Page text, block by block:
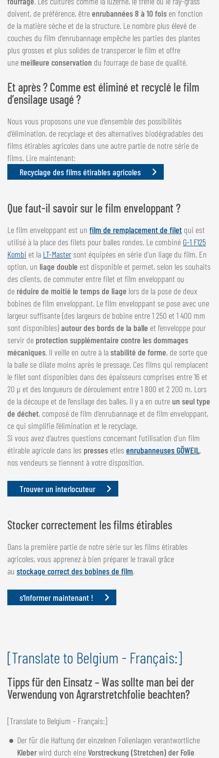
doivent, de préférence, êtreenrubannées 8 à 10 fois en fonction
de la matière sèche et de la structure. Le nombre plus élevé de
couches du film d’enrubannage empêche les parties des plantes
plus grosses et plus solides de transpercer le film et offre
une meilleure conservation du fourrage de base de qualité.
Et après ? Comme est éliminé et recyclé le film
d’ensilage usagé ?
Nous vous proposons une vue d’ensemble des possibilités
d’élimination, de recyclage et des alternatives biodégradables des
films étirables agricoles dans une autre partie de notre série de
films. Lire maintenant:
Recyclage des films étirables agricoles
Que faut-il savoir sur le film enveloppant ?
Le film enveloppant est un film de remplacement de filet qui est
utilisé à la place des filets pour balles rondes. Le combiné G-1 F125
Kombi et la LT-Master sont équipées en série d'un liage du film. En
option, un liage double est disponible et permet, selon les souhaits
des clients, de commuter entre filet et film enveloppant ou
de réduire de moitié le temps de liage lors de la pose de deux
bobines de film enveloppant. Le film enveloppant se pose avec une
largeur suffisante (des largeurs de bobine entre 1 250 et 1 400 mm
sont disponibles)autour des bords de la balle et l’enveloppe pour
servir de protection supplémentaire contre les dommages
mécaniques. Il veille en outre à lastabilité de forme, de sorte que
la balle se dilate moins après le pressage. Ces films qui remplacent
le filet sont disponibles dans des épaisseurs comprises entre 16 et
20 µ et des longueurs de déroulement entre 1 800 et 2 200 m. Lors
de la découpe et de l’ensilage des balles, il y a en outre un seul type
de déchet, composé de film d’enrubannage et de film enveloppant,
ce qui simplifie l’élimination et le recyclage.
Si vous avez d’autres questions concernant l’utilisation d'un film
étirable agricole dans les presses etles enrubanneuses GÖWEIL,
nos vendeurs se tiennent à votre disposition.
Trouver un interlocuteur
Stocker correctement les films étirables
Dans la première partie de notre série sur les films étirables
agricoles, vous apprenez à bien préparer le travail grâce
au stockage correct des bobines de film.
s'Informer maintenant !
[Translate to Belgium - Français:]
Tipps für den Einsatz – Was sollte man bei der
Verwendung von Agrarstretchfolie beachten?
[Translate to Belgium - Français:]
Der für die Haftung der einzelnen Folienlagen verantwortliche
Kleberwird durch eineVorstreckung (Stretchen) der Folie